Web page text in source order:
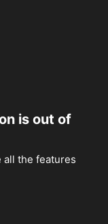
is out of
all the features